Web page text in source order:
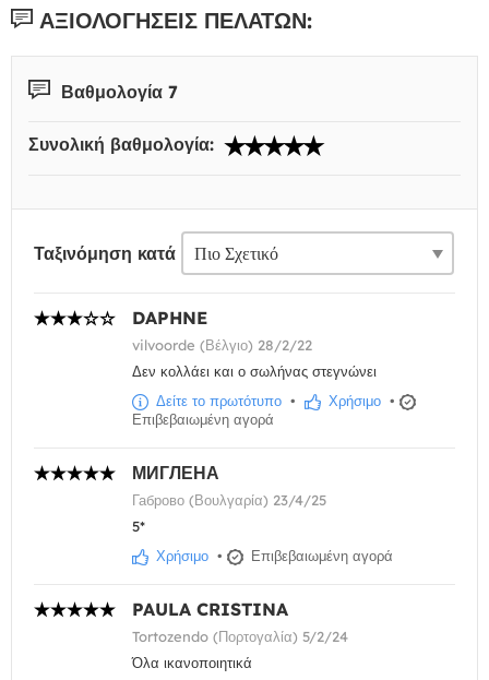
ΑΞΙΟΛΟΓΉΣΕΙΣ ΠΕΛΑΤΏΝ:
Βαθμολογία 7
Συνολική βαθμολογία:
Ταξινόμηση κατά
DAPHNE
vilvoorde (Βέλγιο) 28/2/22
Δεν κολλάει και ο σωλήνας στεγνώνει
Δείτε το πρωτότυπο • Χρήσιμο •
Επιβεβαιωμένη αγορά
МИГЛЕНА
Габрово (Βουλγαρία) 23/4/25
5*
Χρήσιμο • Επιβεβαιωμένη αγορά
PAULA CRISTINA
Tortozendo (Πορτογαλία) 5/2/24
Όλα ικανοποιητικά